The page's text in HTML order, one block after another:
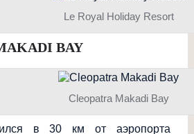
Le Royal Holiday Resort
BAY
Cleopatra Makadi Bay
в 30 км от аэропорта